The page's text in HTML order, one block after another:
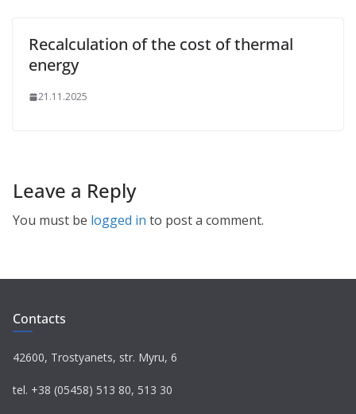
Recalculation of the cost of thermal
energy
21.11.2025
Leave a Reply
You must be logged in to post a comment.
Contacts
42600, Trostyanets, str. Myru, 6
tel. +38 (05458) 513 80, 513 30